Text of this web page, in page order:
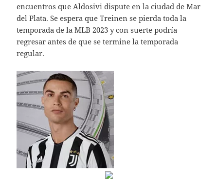
encuentros que Aldosivi dispute en la ciudad de Mar
del Plata. Se espera que Treinen se pierda toda la
temporada de la MLB 2023 y con suerte podría
regresar antes de que se termine la temporada
regular.